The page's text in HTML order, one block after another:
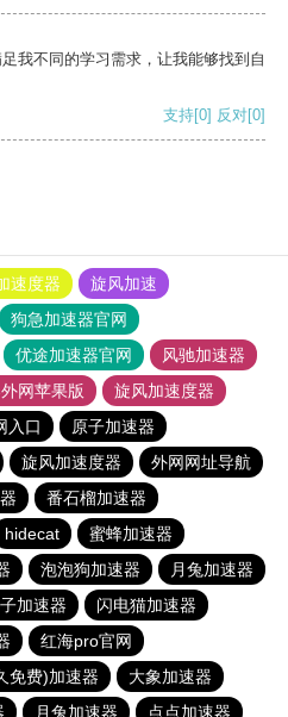
我不同的学习需求，让我能够找到自
支持[0] 反对[0]
速度器
旋风加速
狗急加速器官网
优途加速器官网
风驰加速器
网苹果版
旋风加速度器
入口
原子加速器
旋风加速度器
外网网址导航
番石榴加速器
hidecat
蜜蜂加速器
泡泡狗加速器
月兔加速器
加速器
闪电猫加速器
红海pro官网
免费)加速器
大象加速器
月兔加速器 点点加速器